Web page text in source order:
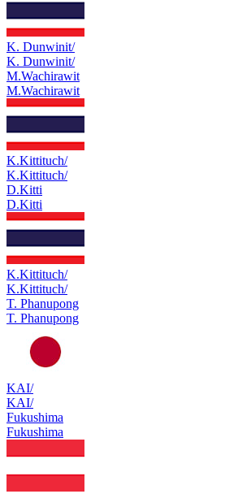
K. Dunwinit/
K. Dunwinit/
M.Wachirawit
M.Wachirawit
K.Kittituch/
K.Kittituch/
D.Kitti
D.Kitti
K.Kittituch/
K.Kittituch/
T. Phanupong
T. Phanupong
KAI/
KAI/
Fukushima
Fukushima